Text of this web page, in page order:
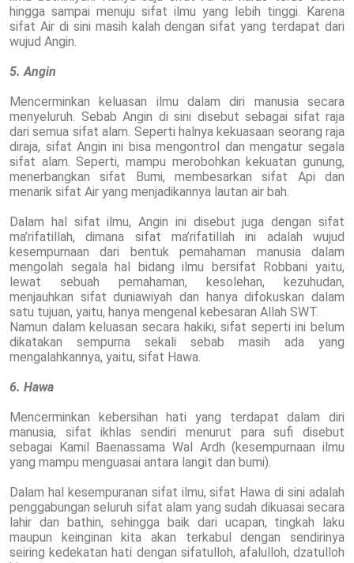
hingga sampai menuju sifat ilmu yang lebih tinggi. Karena
sifat Air di sini masih kalah dengan sifat yang terdapat dari
wujud Angin.
5. Angin
Mencerminkan keluasan ilmu dalam diri manusia secara
menyeluruh. Sebab Angin di sini disebut sebagai sifat raja
dari semua sifat alam. Seperti halnya kekuasaan seorang raja
diraja, sifat Angin ini bisa mengontrol dan mengatur segala
sifat alam. Seperti, mampu merobohkan kekuatan gunung,
menerbangkan sifat Bumi, membesarkan sifat Api dan
menarik sifat Air yang menjadikannya lautan air bah.
Dalam hal sifat ilmu, Angin ini disebut juga dengan sifat
ma’rifatillah, dimana sifat ma’rifatillah ini adalah wujud
kesempurnaan dari bentuk pemahaman manusia dalam
mengolah segala hal bidang ilmu bersifat Robbani yaitu,
lewat sebuah pemahaman, kesolehan, kezuhudan,
menjauhkan sifat duniawiyah dan hanya difokuskan dalam
satu tujuan, yaitu, hanya mengenal kebesaran Allah SWT.
Namun dalam keluasan secara hakiki, sifat seperti ini belum
dikatakan sempurna sekali sebab masih ada yang
mengalahkannya, yaitu, sifat Hawa.
6. Hawa
Mencerminkan kebersihan hati yang terdapat dalam diri
manusia, sifat ikhlas sendiri menurut para sufi disebut
sebagai Kamil Baenassama Wal Ardh (kesempurnaan ilmu
yang mampu menguasai antara langit dan bumi).
Dalam hal kesempuranan sifat ilmu, sifat Hawa di sini adalah
penggabungan seluruh sifat alam yang sudah dikuasai secara
lahir dan bathin, sehingga baik dari ucapan, tingkah laku
maupun keinginan kita akan terkabul dengan sendirinya
seiring kedekatan hati dengan sifatulloh, afalulloh, dzatulloh